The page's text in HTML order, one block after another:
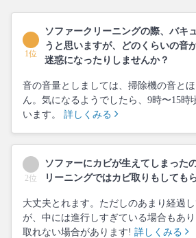
1位
ソファークリーニングの際、バキ
うと思いますが、どのくらいの音
迷惑になったりしませんか？
音の音量としましては、掃除機の音と
ん。気になるようでしたら、9時〜15時
います。 詳しくみる
2位
ソファーにカビが生えてしまった
リーニングではカビ取りもしても
大丈夫とれます。ただしのあまり経過
が、中には進行しすぎている場合もあ
取れない場合があります! 詳しくみる